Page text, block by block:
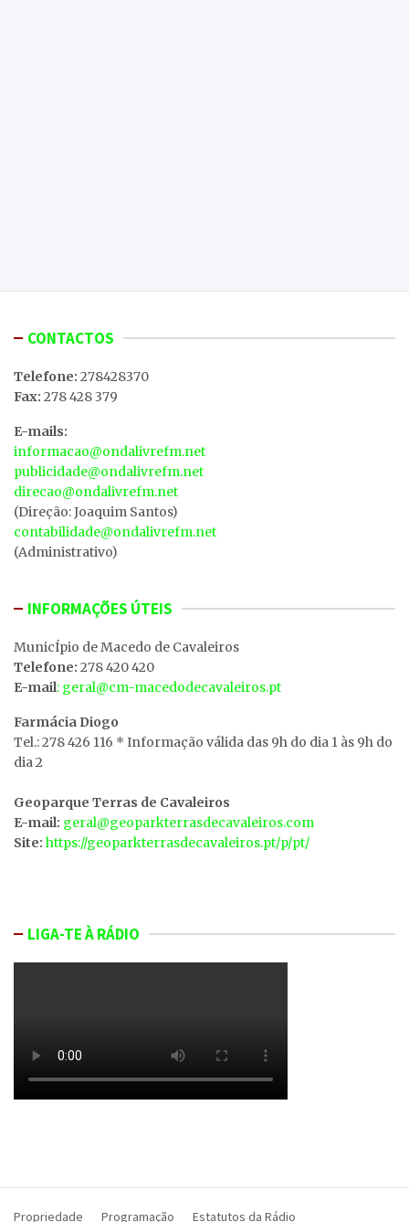
CONTACTOS
Telefone: 278428370
Fax: 278 428 379
E-mails:
informacao@ondalivrefm.net
publicidade@ondalivrefm.net
direcao@ondalivrefm.net
(Direção: Joaquim Santos)
contabilidade@ondalivrefm.net
(Administrativo)
INFORMAÇÕES ÚTEIS
MunicÍpio de Macedo de Cavaleiros
Telefone: 278 420 420
E-mail: geral@cm-macedodecavaleiros.pt
Farmácia Diogo
Tel.: 278 426 116 * Informação válida das 9h do dia 1 às 9h do
dia 2
Geoparque Terras de Cavaleiros
E-mail: geral@geoparkterrasdecavaleiros.com
Site: https://geoparkterrasdecavaleiros.pt/p/pt/
LIGA-TE À RÁDIO
Propriedade Programação Estatutos da Rádio